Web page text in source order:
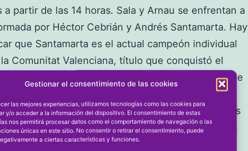
Gestionar el consentimiento de las cookies
las mejores experiencias, utilizamos tecnologías como las cookies para
y/o acceder a la información del dispositivo. El consentimiento de estas
nos permitirá procesar datos como el comportamiento de navegación o las
únicas en este sitio. No consentir o retirar el consentimiento, puede
a ciertas características y funciones.
a partir de las 14 horas. Sala y Arnau se enfrentan a
por Héctor Cebrián y Andrés Santamarta. Hay
que Santamarta es el actual campeón individual
Comunitat Valenciana, título que conquistó el
de abril en Dénia. Los dianenses, como cabeza de
uno, se ha clasificado directamente para
al solo haber siete parejas inscritas en dobles. Sus
en cuartos de final a Abramov-Kozloz por un
En la otra semifinal se enfrentan Belda-Carbonell